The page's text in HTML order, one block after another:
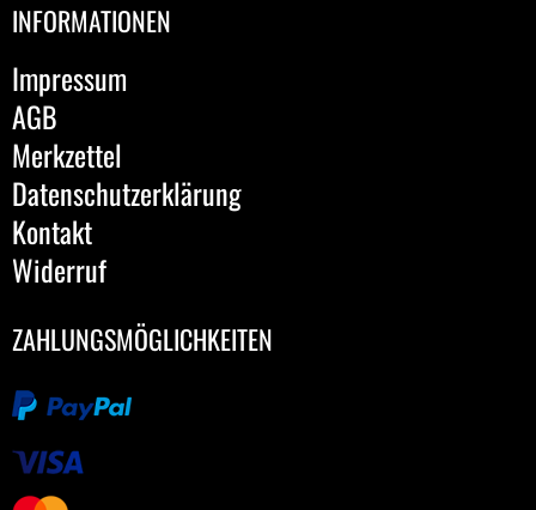
INFORMATIONEN
Impressum
AGB
Merkzettel
Datenschutzerklärung
Kontakt
Widerruf
ZAHLUNGSMÖGLICHKEITEN